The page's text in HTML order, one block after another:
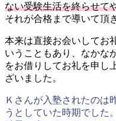
ない受験生活を終らせて
それが合格まで導いて頂
本来は直接お会いしてお
いうこともあり、なかな
をお借りしてお礼を申し
ざいました。
Ｋさんが入塾されたのは
うとしていた時期でした。